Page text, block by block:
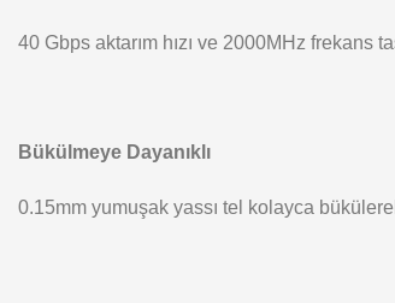
40 Gbps aktarım hızı ve 2000MHz frekans
Bükülmeye Dayanıklı
0.15mm yumuşak yassı tel kolayca